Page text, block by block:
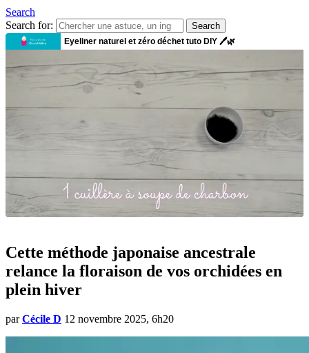
Search
Search for:
Search
Cette méthode japonaise ancestrale
relance la floraison de vos orchidées en
plein hiver
par Cécile D 12 novembre 2025, 6h20